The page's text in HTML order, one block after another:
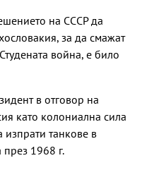
на СССР да
за да смажат
война, е било
в отговор на
като колониална сила
танкове в
1968 г.